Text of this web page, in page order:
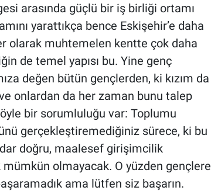
arasında güçlü bir iş birliği ortamı
yarattıkça bence Eskişehir’e daha
olarak muhtemelen kentte çok daha
de temel yapısı bu. Yine genç
değen bütün gençlerden, ki kızım da
onlardan da her zaman bunu talep
bir sorumluluğu var: Toplumu
gerçekleştiremediğiniz sürece, ki bu
doğru, maalesef girişimcilik
olmayacak. O yüzden gençlere
ama lütfen siz başarın.